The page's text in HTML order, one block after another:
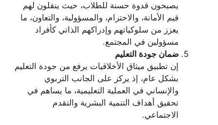
يصبحون قدوة حسنة للطلاب، حيث ينقلون لهم
قيم الأمانة، والاحترام، والمسؤولية، والتعاون، ما
يعزز من سلوكياتهم وإدراكهم الذاتي كأفراد
مسؤولين في المجتمع.
ضمان جودة التعليم
إن تطبيق ميثاق الأخلاقيات يرفع من جودة التعليم
بشكل عام، إذ يركز على الجانب التربوي
والإنساني في العملية التعليمية، ما يساهم في
تحقيق أهداف التنمية البشرية والتقدم
الاجتماعي.